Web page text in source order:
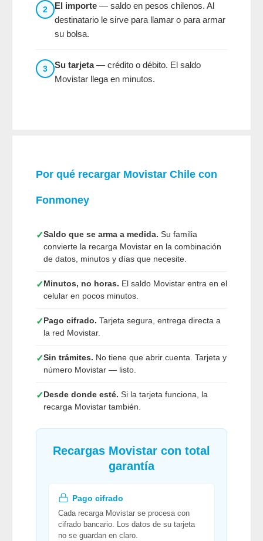
2 El importe — saldo en pesos chilenos. Al
destinatario le sirve para llamar o para armar
su bolsa.
3 Su tarjeta— crédito o débito. El saldo
Movistar llega en minutos.
Por qué recargar Movistar Chile con
Fonmoney
✓Saldo que se arma a medida. Su familia
convierte la recarga Movistar en la combinación
de datos, minutos y días que necesite.
✓Minutos, no horas. El saldo Movistar entra en el
celular en pocos minutos.
✓Pago cifrado. Tarjeta segura, entrega directa a
la red Movistar.
✓Sin trámites. No tiene que abrir cuenta. Tarjeta y
número Movistar — listo.
✓Desde donde esté. Si la tarjeta funciona, la
recarga Movistar también.
Recargas Movistar con total
garantía
Pago cifrado
Cada recarga Movistar se procesa con
cifrado bancario. Los datos de su tarjeta
no se guardan en claro.